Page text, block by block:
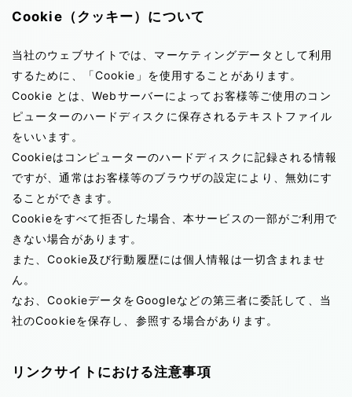
Cookie（クッキー）について
当社のウェブサイトでは、マーケティングデータとして利用
するために、「Cookie」を使用することがあります。
Cookie とは、Webサーバーによってお客様等ご使用のコン
ピューターのハードディスクに保存されるテキストファイル
をいいます。
Cookieはコンピューターのハードディスクに記録される情報
ですが、通常はお客様等のブラウザの設定により、無効にす
ることができます。
Cookieをすべて拒否した場合、本サービスの一部がご利用で
きない場合があります。
また、Cookie及び行動履歴には個人情報は一切含まれませ
ん。
なお、CookieデータをGoogleなどの第三者に委託して、当
社のCookieを保存し、参照する場合があります。
リンクサイトにおける注意事項